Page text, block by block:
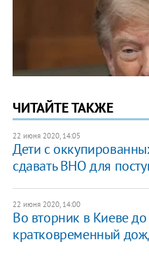
ЧИТАЙТЕ ТАКЖЕ
22 июня 2020, 14:05
​Дети с
сдавать ВНО для
22 июня 2020, 14:00
Во вторник в Киеве
кратковременный